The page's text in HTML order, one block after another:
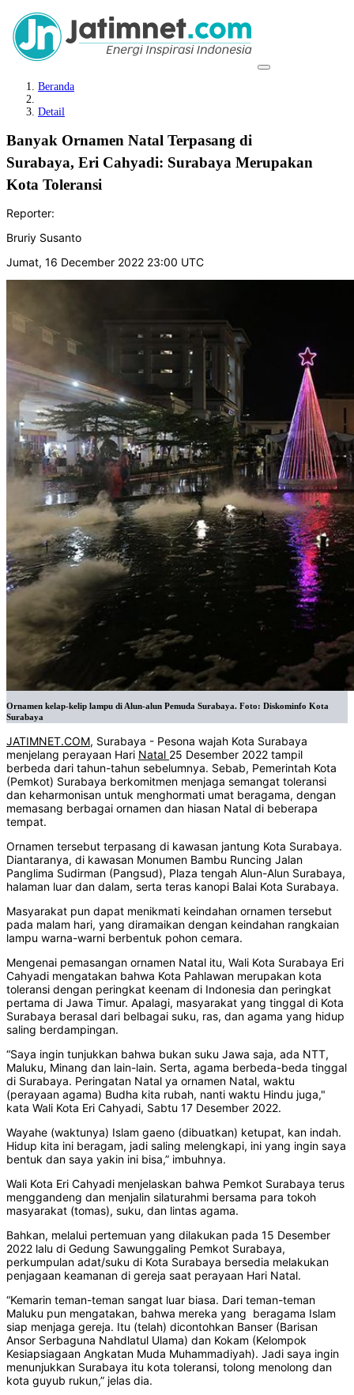
Beranda
Detail
Banyak Ornamen Natal Terpasang di
Surabaya, Eri Cahyadi: Surabaya Merupakan
Kota Toleransi
Reporter:
Bruriy Susanto
Jumat, 16 December 2022 23:00 UTC
Ornamen kelap-kelip lampu di Alun-alun Pemuda Surabaya. Foto: Diskominfo Kota
Surabaya
JATIMNET.COM, Surabaya - Pesona wajah Kota Surabaya
menjelang perayaan Hari Natal 25 Desember 2022 tampil
berbeda dari tahun-tahun sebelumnya. Sebab, Pemerintah Kota
(Pemkot) Surabaya berkomitmen menjaga semangat toleransi
dan keharmonisan untuk menghormati umat beragama, dengan
memasang berbagai ornamen dan hiasan Natal di beberapa
tempat.
Ornamen tersebut terpasang di kawasan jantung Kota Surabaya.
Diantaranya, di kawasan Monumen Bambu Runcing Jalan
Panglima Sudirman (Pangsud), Plaza tengah Alun-Alun Surabaya,
halaman luar dan dalam, serta teras kanopi Balai Kota Surabaya.
Masyarakat pun dapat menikmati keindahan ornamen tersebut
pada malam hari, yang diramaikan dengan keindahan rangkaian
lampu warna-warni berbentuk pohon cemara.
Mengenai pemasangan ornamen Natal itu, Wali Kota Surabaya Eri
Cahyadi mengatakan bahwa Kota Pahlawan merupakan kota
toleransi dengan peringkat keenam di Indonesia dan peringkat
pertama di Jawa Timur. Apalagi, masyarakat yang tinggal di Kota
Surabaya berasal dari belbagai suku, ras, dan agama yang hidup
saling berdampingan.
“Saya ingin tunjukkan bahwa bukan suku Jawa saja, ada NTT,
Maluku, Minang dan lain-lain. Serta, agama berbeda-beda tinggal
di Surabaya. Peringatan Natal ya ornamen Natal, waktu
(perayaan agama) Budha kita rubah, nanti waktu Hindu juga,"
kata Wali Kota Eri Cahyadi, Sabtu 17 Desember 2022.
Wayahe (waktunya) Islam gaeno (dibuatkan) ketupat, kan indah.
Hidup kita ini beragam, jadi saling melengkapi, ini yang ingin saya
bentuk dan saya yakin ini bisa,” imbuhnya.
Wali Kota Eri Cahyadi menjelaskan bahwa Pemkot Surabaya terus
menggandeng dan menjalin silaturahmi bersama para tokoh
masyarakat (tomas), suku, dan lintas agama.
Bahkan, melalui pertemuan yang dilakukan pada 15 Desember
2022 lalu di Gedung Sawunggaling Pemkot Surabaya,
perkumpulan adat/suku di Kota Surabaya bersedia melakukan
penjagaan keamanan di gereja saat perayaan Hari Natal.
“Kemarin teman-teman sangat luar biasa. Dari teman-teman
Maluku pun mengatakan, bahwa mereka yang beragama Islam
siap menjaga gereja. Itu (telah) dicontohkan Banser (Barisan
Ansor Serbaguna Nahdlatul Ulama) dan Kokam (Kelompok
Kesiapsiagaan Angkatan Muda Muhammadiyah). Jadi saya ingin
menunjukkan Surabaya itu kota toleransi, tolong menolong dan
kota guyub rukun,” jelas dia.